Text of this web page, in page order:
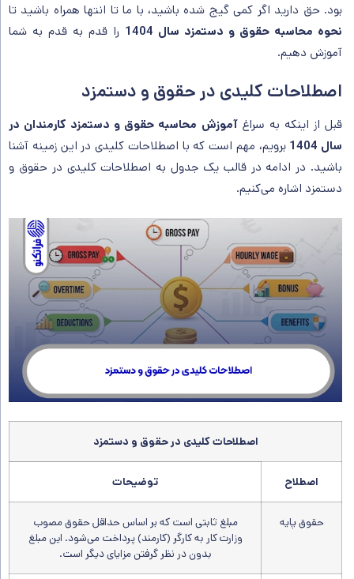
بود. حق دارید اگر کمی گیج شده باشید، با ما تا انتها همراه باشید تا
نحوه محاسبه حقوق و دستمزد سال 1404
را قدم به قدم به شما
آموزش دهیم.
اصطلاحات کلیدی در حقوق و دستمزد
قبل از اینکه به سراغآموزش محاسبه حقوق و دستمزد کارمندان در
سال 1404
برویم، مهم است که با اصطلاحات کلیدی در این زمینه آشنا
باشید. در ادامه در قالب یک جدول به اصطلاحات کلیدی در حقوق و
دستمزد اشاره می‌کنیم.
اصطلاحات کلیدی در حقوق و دستمزد
اصطلاح توضیحات
حقوق پایه
مبلغ ثابتی است که بر اساس حداقل حقوق مصوب
وزارت کار به کارگر (کارمند) پرداخت می‌شود. این مبلغ
بدون در نظر گرفتن مزایای دیگر است.